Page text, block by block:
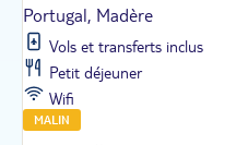
Portugal, Madère
Vols et transferts inclus
Petit déjeuner
Wifi
MALIN